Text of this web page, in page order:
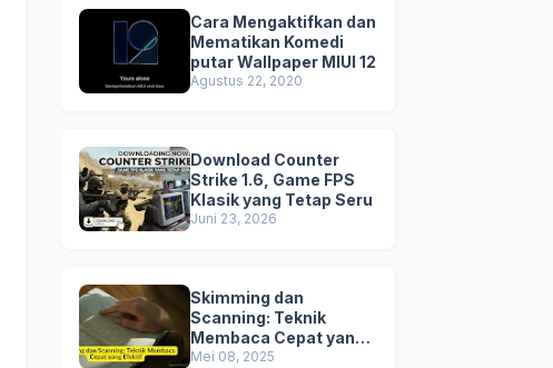
Cara Mengaktifkan dan
Mematikan Komedi
putar Wallpaper MIUI 12
Agustus 22, 2020
Download Counter
Strike 1.6, Game FPS
Klasik yang Tetap Seru
Juni 23, 2026
Skimming dan
Scanning: Teknik
Membaca Cepat yang
Efektif
Mei 08, 2025